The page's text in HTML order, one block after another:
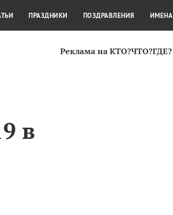
в
Реклама на КТО?ЧТО?ГДЕ?
КУЛЬТУРА КРАСОТА
ПРАЗДНИКИ ПОЗДРАВЛЕНИЯ ИМЕНА